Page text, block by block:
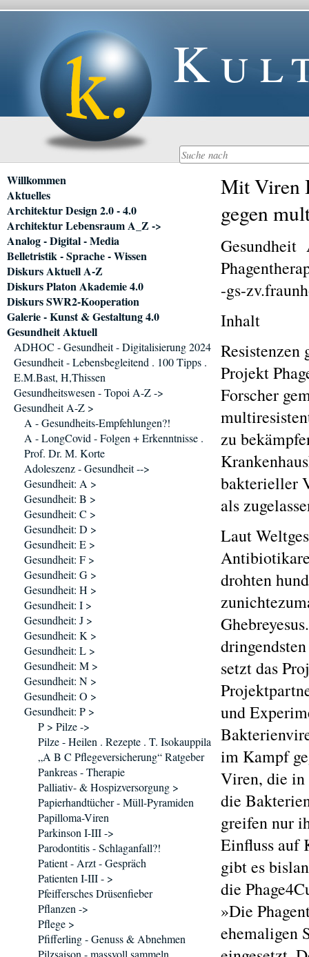
Mit Viren
gegen
-gs-
Inhalt
Projekt
Forscher
zu
bakterieller
als
Laut
drohten
setzt das
und
im Kampf
Viren, die in
die
greifen nur
Einfluss auf
gibt es
die
»Die
ehemaligen
Navigation
überspringen
Willkommen
Aktuelles
Architektur Design 2.0 - 4.0
Architektur Lebensraum A_Z ->
Analog - Digital - Media
Belletristik - Sprache - Wissen
Diskurs Aktuell A-Z
Diskurs Platon Akademie 4.0
Diskurs SWR2-Kooperation
Galerie - Kunst & Gestaltung 4.0
Gesundheit Aktuell
ADHOC - Gesundheit - Digitalisierung 2024
Gesundheit - Lebensbegleitend . 100 Tipps .
E.M.Bast, H,Thissen
Gesundheitswesen - Topoi A-Z ->
Gesundheit A-Z >
A - Gesundheits-Empfehlungen?!
A - LongCovid - Folgen + Erkenntnisse .
Prof. Dr. M. Korte
Adoleszenz - Gesundheit -->
Gesundheit: A >
Gesundheit: B >
Gesundheit: C >
Gesundheit: D >
Gesundheit: E >
Gesundheit: F >
Gesundheit: G >
Gesundheit: H >
Gesundheit: I >
Gesundheit: J >
Gesundheit: K >
Gesundheit: L >
Gesundheit: M >
Gesundheit: N >
Gesundheit: O >
Gesundheit: P >
P > Pilze ->
Pilze - Heilen . Rezepte . T. Isokauppila
„A B C Pflegeversicherung“ Ratgeber
Pankreas - Therapie
Palliativ- & Hospizversorgung >
Papierhandtücher - Müll-Pyramiden
Papilloma-Viren
Parkinson I-III ->
Parodontitis - Schlaganfall?!
Patient - Arzt - Gespräch
Patienten I-III - >
Pfeiffersches Drüsenfieber
Pflanzen ->
Pflege >
Pfifferling - Genuss & Abnehmen
Pilzsaison - massvoll sammeln